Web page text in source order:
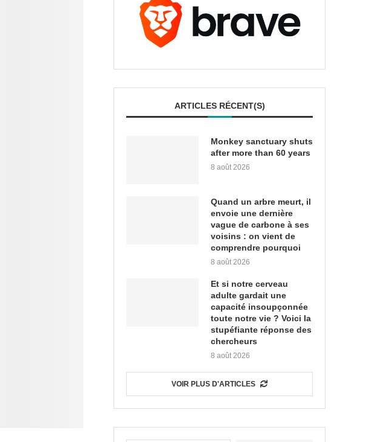
ARTICLES RÉCENT(S)
Monkey sanctuary shuts
after more than 60 years
8 août 2026
Quand un arbre meurt, il
envoie une dernière
vague de carbone à ses
voisins : on vient de
comprendre pourquoi
8 août 2026
Et si notre cerveau
adulte gardait une
capacité insoupçonnée
toute notre vie ? Voici la
stupéfiante réponse des
chercheurs
8 août 2026
VOIR PLUS D'ARTICLES